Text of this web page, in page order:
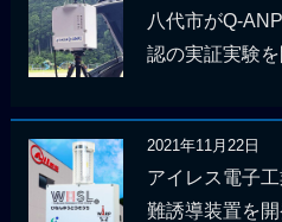
八代市がQ-
認の実証実験
2021年11月22日
アイレス電子
難誘導装置を開